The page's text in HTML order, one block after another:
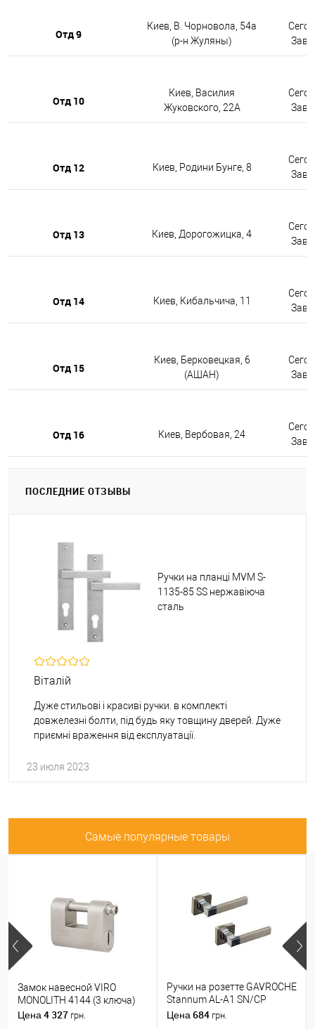
Отд 9
Киев, В. Чорновола, 54а
(р-н Жуляны)
Отд 10
Киев, Василия
Жуковского, 22А
Отд 12 Киев, Родини Бунге, 8
Отд 13 Киев, Дорогожицка, 4
Отд 14 Киев, Кибальчича, 11
Отд 15
Киев, Берковецкая, 6
(АШАН)
Отд 16 Киев, Вербовая, 24
ПОСЛЕДНИЕ ОТЗЫВЫ
Ручки на планці MVM S-
1135-85 SS нержавіюча
сталь
Віталій
Дуже стильові і красиві ручки. в комплекті
довжелезні болти, під будь яку товщину дверей. Дуже
приємні враження від експлуатації.
23 июля 2023
Самые популярные товары
Замок навесной VIRO
MONOLITH 4144 (3 ключа)
Цена 4 327 грн.
Ручки на розетте GAVROCHE
Stannum AL-A1 SN/CP
никель/хром
Цена 684 грн.